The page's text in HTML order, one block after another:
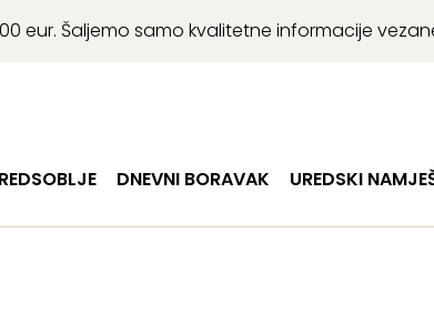
eur. Šaljemo samo kvalitetne informacije
DNEVNI BORAVAK UREDSKI